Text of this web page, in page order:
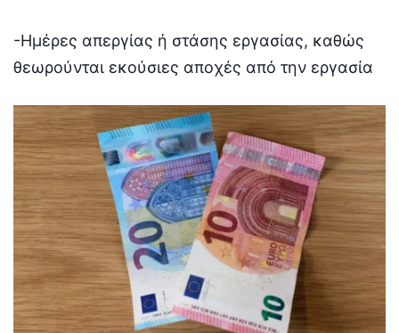
-Ημέρες απεργίας ή στάσης εργασίας, καθώς
θεωρούνται εκούσιες αποχές από την εργασία